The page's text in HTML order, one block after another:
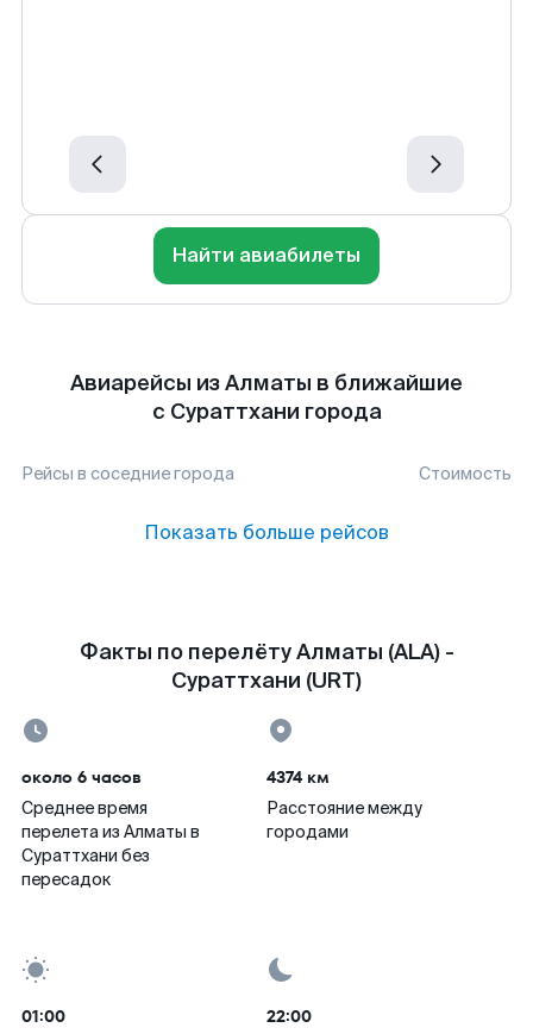
Найти авиабилеты
Авиарейсы из Алматы в ближайшие
с Сураттхани города
Рейсы в соседние города Стоимость
Показать больше рейсов
Факты по перелёту Алматы (ALA) -
Сураттхани (URT)
около 6 часов
Среднее время
перелета из Алматы в
Сураттхани без
пересадок
4374 км
Расстояние между
городами
01:00 22:00